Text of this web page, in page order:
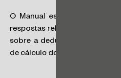
O Manual está organizado
respostas relacionadas aos
sobre a dedutibilidade da
de cálculo do IRPJ e CSLL.